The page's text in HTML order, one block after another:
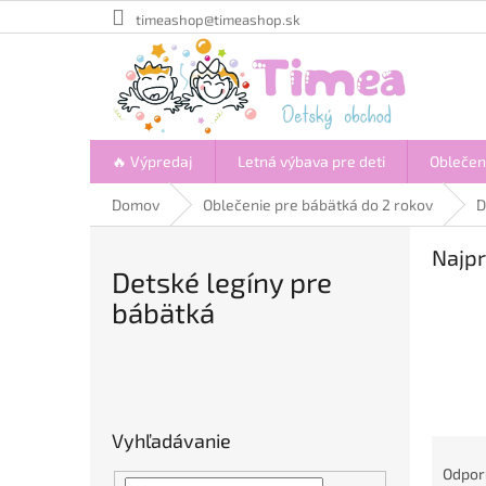
na
timeashop@timeashop.sk
🔥 Výpredaj Letná výbava pre deti
Domov Oblečenie pre bábätká do 2 rokov
Detské legíny pre
bábätká
Vyhľadávanie